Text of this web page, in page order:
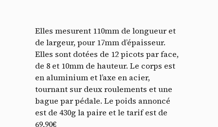
Elles mesurent 110mm de longueur et
de largeur, pour 17mm d’épaisseur.
Elles sont dotées de 12 picots par face,
de 8 et 10mm de hauteur. Le corps est
en aluminium et l’axe en acier,
tournant sur deux roulements et une
bague par pédale. Le poids annoncé
est de 430g la paire et le tarif est de
69,90€